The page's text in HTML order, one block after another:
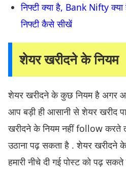
निफ्टी क्या है, Bank Nifty
निफ्टी कैसे सीखें
शेयर खरीदने के नियम
शेयर खरीदने के कुछ नियम है अगर
आप बड़ी ही आसानी से शेयर खरीद
खरीदने के नियम नहीं follow करते
उठाना पढ़ सकता है . शेयर खरीदने
हमारी नीचे दी गई पोस्ट को पढ़